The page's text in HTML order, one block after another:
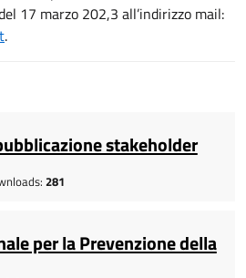
17 marzo 202,3 all’indirizzo mail:
.
stakeholder
281
per la Prevenzione della